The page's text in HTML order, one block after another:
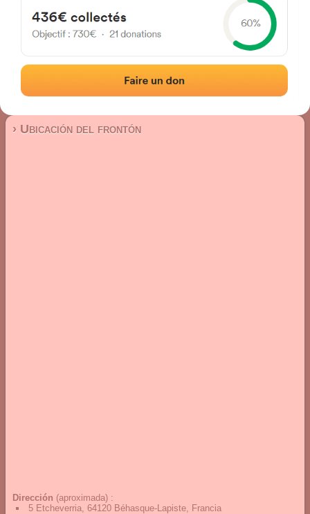
5 Etcheverria
Trinquete
Localización|Fotos|Comentarios y reseñas
› Ubicación del frontón
Dirección (aproximada) :
5 Etcheverria, 64120 Béhasque-Lapiste, Francia